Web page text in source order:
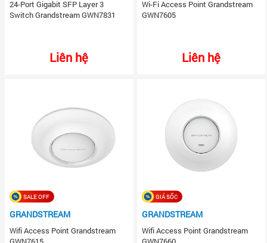
24-Port Gigabit SFP Layer 3
Switch Grandstream GWN7831
Liên hệ
Wi-Fi Access Point Grandstream
GWN7605
Liên hệ
SALE OFF
GRANDSTREAM
Wifi Access Point Grandstream
GIÁ SỐC
GRANDSTREAM
Wifi Access Point Grandstream